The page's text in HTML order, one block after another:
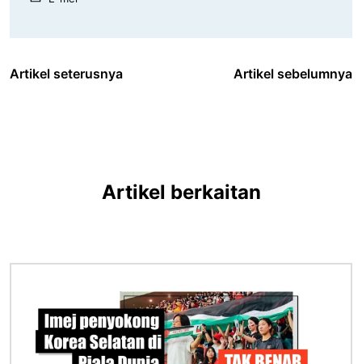
Artikel seterusnya Artikel sebelumnya
Artikel berkaitan